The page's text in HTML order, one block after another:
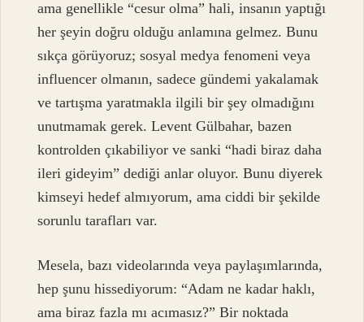
ama genellikle “cesur olma” hali, insanın yaptığı
her şeyin doğru olduğu anlamına gelmez. Bunu
sıkça görüyoruz; sosyal medya fenomeni veya
influencer olmanın, sadece gündemi yakalamak
ve tartışma yaratmakla ilgili bir şey olmadığını
unutmamak gerek. Levent Gülbahar, bazen
kontrolden çıkabiliyor ve sanki “hadi biraz daha
ileri gideyim” dediği anlar oluyor. Bunu diyerek
kimseyi hedef almıyorum, ama ciddi bir şekilde
sorunlu tarafları var.
Mesela, bazı videolarında veya paylaşımlarında,
hep şunu hissediyorum: “Adam ne kadar haklı,
ama biraz fazla mı acımasız?” Bir noktada